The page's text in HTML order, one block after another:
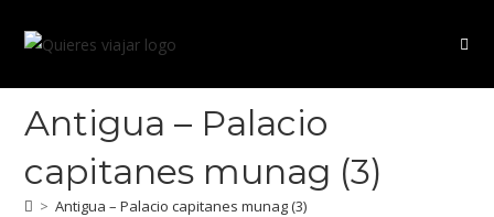
Antigua – Palacio
capitanes munag (3)
> Antigua – Palacio capitanes munag (3)